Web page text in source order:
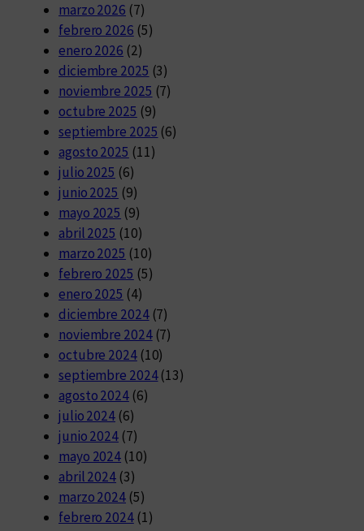
marzo 2026 (7)
febrero 2026 (5)
enero 2026 (2)
diciembre 2025 (3)
noviembre 2025 (7)
octubre 2025 (9)
septiembre 2025 (6)
agosto 2025 (11)
julio 2025 (6)
junio 2025 (9)
mayo 2025 (9)
abril 2025 (10)
marzo 2025 (10)
febrero 2025 (5)
enero 2025 (4)
diciembre 2024(7)
noviembre 2024(7)
octubre 2024(10)
septiembre 2024(13)
agosto 2024(6)
julio 2024 (6)
junio 2024 (7)
mayo 2024 (10)
abril 2024 (3)
marzo 2024 (5)
febrero 2024(1)